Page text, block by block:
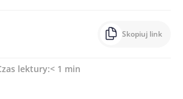
Skopiuj link
lektury:< 1 min